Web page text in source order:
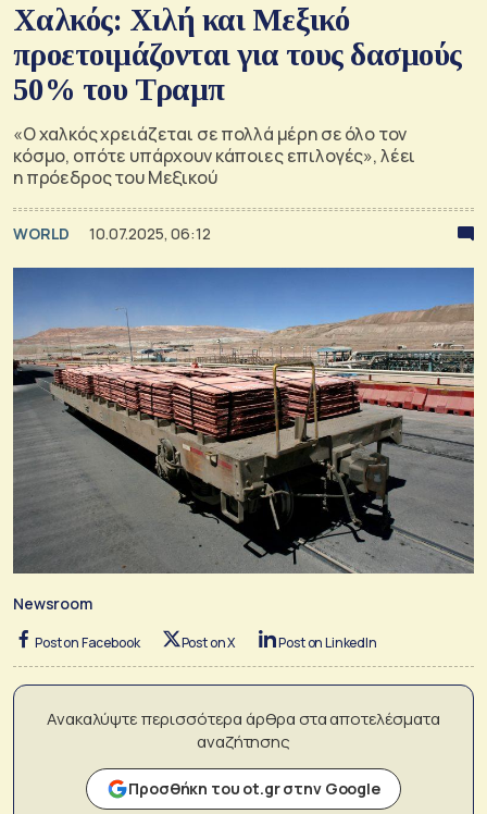
Χαλκός: Χιλή και Μεξικό
προετοιμάζονται για τους δασμούς
50% του Τραμπ
«Ο χαλκός χρειάζεται σε πολλά μέρη σε όλο τον
κόσμο, οπότε υπάρχουν κάποιες επιλογές», λέει
η πρόεδρος του Μεξικού
WORLD 10.07.2025, 06:12
Newsroom
Post on Facebook Post on X Post on LinkedIn
Ανακαλύψτε περισσότερα άρθρα στα αποτελέσματα
αναζήτησης
Προσθήκη του ot.gr στην Google